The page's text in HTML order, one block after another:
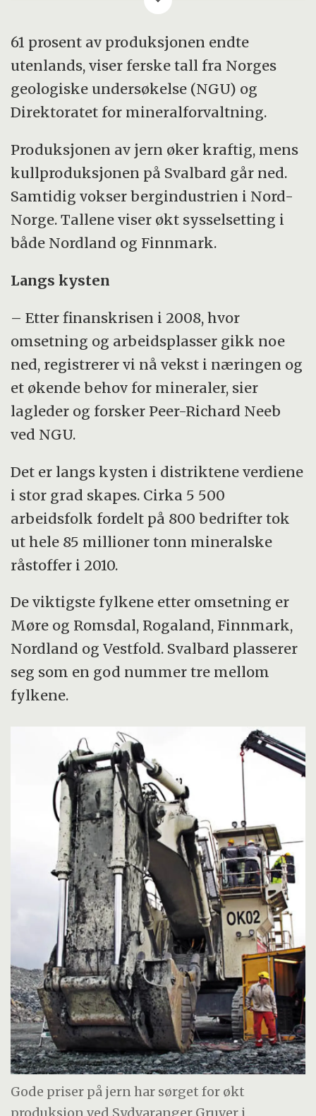
Naturstein (bl.a. larvikitt, granitt, marmor,
skifer og murestein)
Byggeråstoffer (sand, grus, pukk,
kystsikringsstein og leire)
Metalliske malmer (jern, nikkel,
ilmenitt/titan og molybden)
Energimineraler (steinkull og torv)
Direktoratet for mineralforvaltning.
Fra 2010 må produsentene i følge
Mineralloven sende inn driftsrapport med
opplysninger om siste års produksjon og
salg av produkter.
Innsamlingen av data fra bedriftene ble
avsluttet 16. mai 2011.
61 prosent av produksjonen endte
utenlands, viser ferske tall fra Norges
geologiske undersøkelse (NGU) og
Direktoratet for mineralforvaltning.
Produksjonen av jern øker kraftig, mens
kullproduksjonen på Svalbard går ned.
Samtidig vokser bergindustrien i Nord-
Norge. Tallene viser økt sysselsetting i
både Nordland og Finnmark.
Langs kysten
– Etter finanskrisen i 2008, hvor
omsetning og arbeidsplasser gikk noe
ned, registrerer vi nå vekst i næringen og
et økende behov for mineraler, sier
lagleder og forsker Peer-Richard Neeb
ved NGU.
Det er langs kysten i distriktene verdiene
i stor grad skapes. Cirka 5 500
arbeidsfolk fordelt på 800 bedrifter tok
ut hele 85 millioner tonn mineralske
råstoffer i 2010.
De viktigste fylkene etter omsetning er
Møre og Romsdal, Rogaland, Finnmark,
Nordland og Vestfold. Svalbard plasserer
seg som en god nummer tre mellom
fylkene.
Gode priser på jern har sørget for økt